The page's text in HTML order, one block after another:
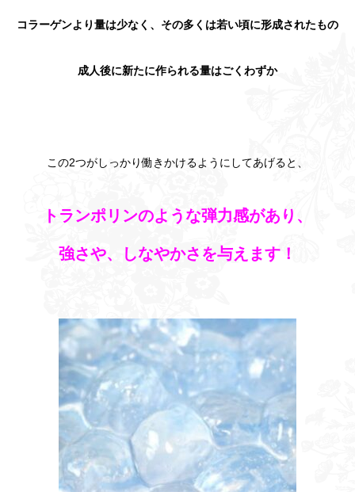
コラーゲンより量は少なく、その多くは若い頃に形成されたもの
成人後に新たに作られる量はごくわずか
この2つがしっかり働きかけるようにしてあげると、
トランポリンのような弾力感があり、
強さや、しなやかさを与えます！